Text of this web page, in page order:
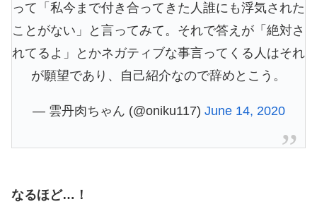
って「私今まで付き合ってきた人誰にも浮気された
ことがない」と言ってみて。それで答えが「絶対さ
れてるよ」とかネガティブな事言ってくる人はそれ
が願望であり、自己紹介なので辞めとこう。
— 雲丹肉ちゃん (@oniku117) June 14, 2020
なるほど…！